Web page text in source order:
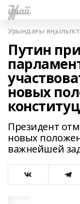
Ҡурай
Урындағы
Путин
новых
Президент
новых
важнейшей